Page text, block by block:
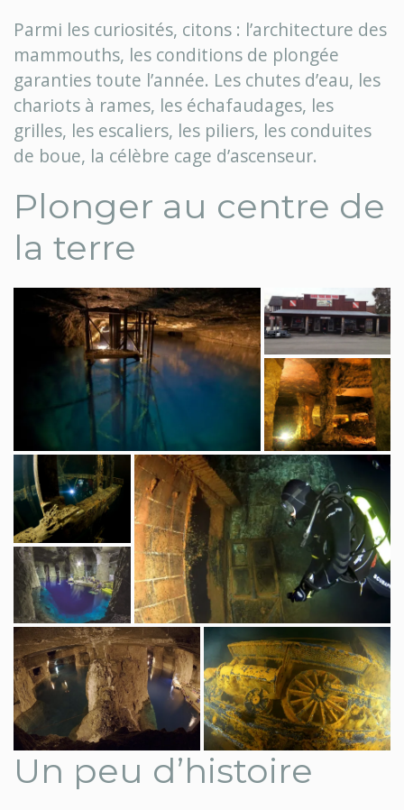
Parmi les curiosités, citons : l’architecture des
mammouths, les conditions de plongée
garanties toute l’année. Les chutes d’eau, les
chariots à rames, les échafaudages, les
grilles, les escaliers, les piliers, les conduites
de boue, la célèbre cage d’ascenseur.
Plonger au centre de
la terre
Un peu d’histoire